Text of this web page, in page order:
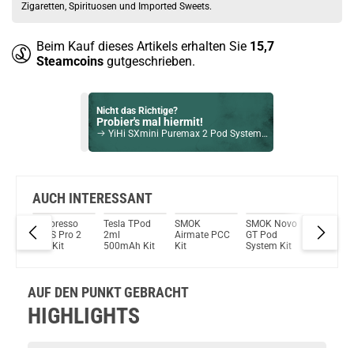
Zigaretten, Spirituosen und Imported Sweets.
Beim Kauf dieses Artikels erhalten Sie 15,7
Steamcoins gutgeschrieben.
Nicht das Richtige?
Probier's mal hiermit!
YiHi SXmini Puremax 2 Pod System Kit Schwarz
IVG Bar E-Zigarette 20mg 800 Züge 500mAh NicSalt Berry Lemonade Ice
Du willst Kröten sparen?
Schau mal hier!
Teslacigs Q 2,0ml 900mAh Pod System Kit Silber
AUCH INTERESSANT
Vaporesso
XROS Pro 2
Pod Kit
Tesla TPod
2ml
500mAh Kit
SMOK
Airmate PCC
Kit
SMOK Novo
GT Pod
System Kit
Smok
25W
AUF DEN PUNKT GEBRACHT
HIGHLIGHTS